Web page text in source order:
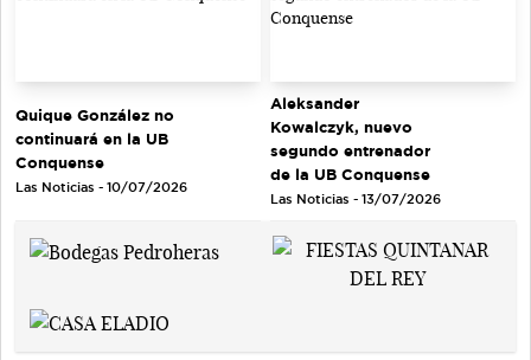
Quique González no
continuará en la UB
Conquense
Las Noticias - 10/07/2026
Aleksander
Kowalczyk, nuevo
segundo entrenador
de la UB Conquense
Las Noticias - 13/07/2026